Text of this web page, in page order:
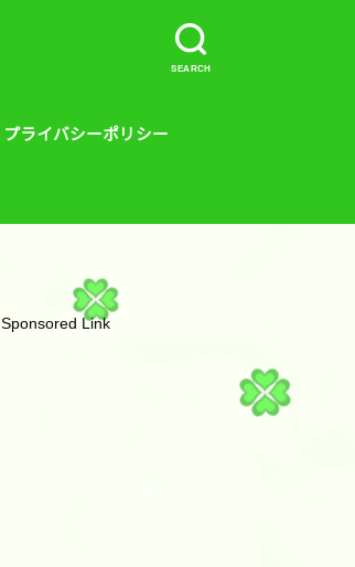
SEARCH
プライバシーポリシー
Sponsored Link